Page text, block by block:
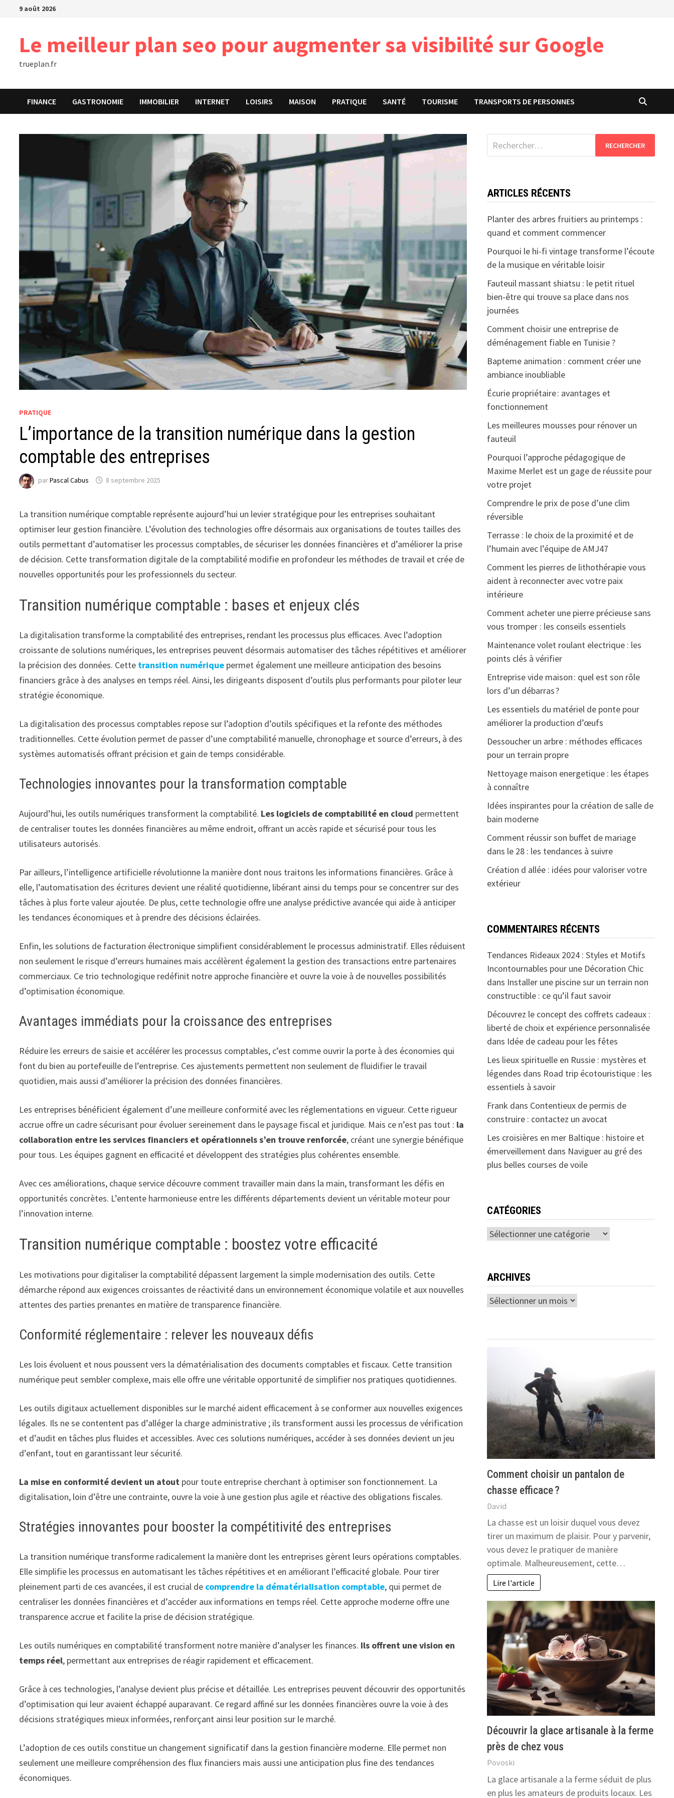
Passer9 août 2026
Le meilleur plan seo pour augmenter sa visibilité sur Google
trueplan.fr
FINANCE GASTRONOMIE IMMOBILIER INTERNET LOISIRS MAISON PRATIQUE SANTÉ TOURISME TRANSPORTS DE PERSONNES
PRATIQUE
L’importance de la transition numérique dans la gestion
comptable des entreprises
parPascal Cabus 8 septembre 2025
La transition numérique comptable représente aujourd’hui un levier stratégique pour les entreprises souhaitant
optimiser leur gestion financière. L’évolution des technologies offre désormais aux organisations de toutes tailles des
outils permettant d’automatiser les processus comptables, de sécuriser les données financières et d’améliorer la prise
de décision. Cette transformation digitale de la comptabilité modifie en profondeur les méthodes de travail et crée de
nouvelles opportunités pour les professionnels du secteur.
Transition numérique comptable : bases et enjeux clés
La digitalisation transforme la comptabilité des entreprises, rendant les processus plus efficaces. Avec l’adoption
croissante de solutions numériques, les entreprises peuvent désormais automatiser des tâches répétitives et améliorer
la précision des données. Cette transition numérique permet également une meilleure anticipation des besoins
financiers grâce à des analyses en temps réel. Ainsi, les dirigeants disposent d’outils plus performants pour piloter leur
stratégie économique.
La digitalisation des processus comptables repose sur l’adoption d’outils spécifiques et la refonte des méthodes
traditionnelles. Cette évolution permet de passer d’une comptabilité manuelle, chronophage et source d’erreurs, à des
systèmes automatisés offrant précision et gain de temps considérable.
Technologies innovantes pour la transformation comptable
Aujourd’hui, les outils numériques transforment la comptabilité. Les logiciels de comptabilité en cloud permettent
de centraliser toutes les données financières au même endroit, offrant un accès rapide et sécurisé pour tous les
utilisateurs autorisés.
Par ailleurs, l’intelligence artificielle révolutionne la manière dont nous traitons les informations financières. Grâce à
elle, l’automatisation des écritures devient une réalité quotidienne, libérant ainsi du temps pour se concentrer sur des
tâches à plus forte valeur ajoutée. De plus, cette technologie offre une analyse prédictive avancée qui aide à anticiper
les tendances économiques et à prendre des décisions éclairées.
Enfin, les solutions de facturation électronique simplifient considérablement le processus administratif. Elles réduisent
non seulement le risque d’erreurs humaines mais accélèrent également la gestion des transactions entre partenaires
commerciaux. Ce trio technologique redéfinit notre approche financière et ouvre la voie à de nouvelles possibilités
d’optimisation économique.
Avantages immédiats pour la croissance des entreprises
Réduire les erreurs de saisie et accélérer les processus comptables, c’est comme ouvrir la porte à des économies qui
font du bien au portefeuille de l’entreprise. Ces ajustements permettent non seulement de fluidifier le travail
quotidien, mais aussi d’améliorer la précision des données financières.
Les entreprises bénéficient également d’une meilleure conformité avec les réglementations en vigueur. Cette rigueur
accrue offre un cadre sécurisant pour évoluer sereinement dans le paysage fiscal et juridique. Mais ce n’est pas tout : la
collaboration entre les services financiers et opérationnels s’en trouve renforcée, créant une synergie bénéfique
pour tous. Les équipes gagnent en efficacité et développent des stratégies plus cohérentes ensemble.
Avec ces améliorations, chaque service découvre comment travailler main dans la main, transformant les défis en
opportunités concrètes. L’entente harmonieuse entre les différents départements devient un véritable moteur pour
l’innovation interne.
Transition numérique comptable : boostez votre efficacité
Les motivations pour digitaliser la comptabilité dépassent largement la simple modernisation des outils. Cette
démarche répond aux exigences croissantes de réactivité dans un environnement économique volatile et aux nouvelles
attentes des parties prenantes en matière de transparence financière.
Conformité réglementaire : relever les nouveaux défis
Les lois évoluent et nous poussent vers la dématérialisation des documents comptables et fiscaux. Cette transition
numérique peut sembler complexe, mais elle offre une véritable opportunité de simplifier nos pratiques quotidiennes.
Les outils digitaux actuellement disponibles sur le marché aident efficacement à se conformer aux nouvelles exigences
légales. Ils ne se contentent pas d’alléger la charge administrative ; ils transforment aussi les processus de vérification
et d’audit en tâches plus fluides et accessibles. Avec ces solutions numériques, accéder à ses données devient un jeu
d’enfant, tout en garantissant leur sécurité.
La mise en conformité devient un atout pour toute entreprise cherchant à optimiser son fonctionnement. La
digitalisation, loin d’être une contrainte, ouvre la voie à une gestion plus agile et réactive des obligations fiscales.
Stratégies innovantes pour booster la compétitivité des entreprises
La transition numérique transforme radicalement la manière dont les entreprises gèrent leurs opérations comptables.
Elle simplifie les processus en automatisant les tâches répétitives et en améliorant l’efficacité globale. Pour tirer
pleinement parti de ces avancées, il est crucial de comprendre la dématérialisation comptable, qui permet de
centraliser les données financières et d’accéder aux informations en temps réel. Cette approche moderne offre une
transparence accrue et facilite la prise de décision stratégique.
Les outils numériques en comptabilité transforment notre manière d’analyser les finances. Ils offrent une vision en
temps réel, permettant aux entreprises de réagir rapidement et efficacement.
Grâce à ces technologies, l’analyse devient plus précise et détaillée. Les entreprises peuvent découvrir des opportunités
d’optimisation qui leur avaient échappé auparavant. Ce regard affiné sur les données financières ouvre la voie à des
décisions stratégiques mieux informées, renforçant ainsi leur position sur le marché.
L’adoption de ces outils constitue un changement significatif dans la gestion financière moderne. Elle permet non
seulement une meilleure compréhension des flux financiers mais aussi une anticipation plus fine des tendances
économiques.
Rechercher :
ARTICLES RÉCENTS
Planter des arbres fruitiers au printemps :
quand et comment commencer
Pourquoi le hi-fi vintage transforme l’écoute
de la musique en véritable loisir
Fauteuil massant shiatsu : le petit rituel
bien-être qui trouve sa place dans nos
journées
Comment choisir une entreprise de
déménagement fiable en Tunisie ?
Bapteme animation : comment créer une
ambiance inoubliable
Écurie propriétaire : avantages et
fonctionnement
Les meilleures mousses pour rénover un
fauteuil
Pourquoi l’approche pédagogique de
Maxime Merlet est un gage de réussite pour
votre projet
Comprendre le prix de pose d’une clim
réversible
Terrasse : le choix de la proximité et de
l’humain avec l’équipe de AMJ47
Comment les pierres de lithothérapie vous
aident à reconnecter avec votre paix
intérieure
Comment acheter une pierre précieuse sans
vous tromper : les conseils essentiels
Maintenance volet roulant electrique : les
points clés à vérifier
Entreprise vide maison : quel est son rôle
lors d’un débarras ?
Les essentiels du matériel de ponte pour
améliorer la production d’œufs
Dessoucher un arbre : méthodes efficaces
pour un terrain propre
Nettoyage maison energetique : les étapes
à connaître
Idées inspirantes pour la création de salle de
bain moderne
Comment réussir son buffet de mariage
dans le 28 : les tendances à suivre
Création d allée : idées pour valoriser votre
extérieur
COMMENTAIRES RÉCENTS
Tendances Rideaux 2024 : Styles et Motifs
Incontournables pour une Décoration Chic
dans Installer une piscine sur un terrain non
constructible : ce qu’il faut savoir
Découvrez le concept des coffrets cadeaux :
liberté de choix et expérience personnalisée
dans Idée de cadeau pour les fêtes
Les lieux spirituelle en Russie : mystères et
légendes dans Road trip écotouristique : les
essentiels à savoir
Frank dans Contentieux de permis de
construire : contactez un avocat
Les croisières en mer Baltique : histoire et
émerveillementdans Naviguer au gré des
plus belles courses de voile
CATÉGORIES
Catégories
ARCHIVES
Archives
Comment choisir un pantalon de
chasse efficace ?
David
La chasse est un loisir duquel vous devez
tirer un maximum de plaisir. Pour y parvenir,
vous devez le pratiquer de manière
optimale. Malheureusement, cette…
Lire l'article
Découvrir la glace artisanale à la ferme
près de chez vous
Povoski
La glace artisanale a la ferme séduit de plus
en plus les amateurs de produits locaux. Les